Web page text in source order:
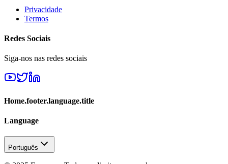
Privacidade
Termos
Redes Sociais
Siga-nos nas redes sociais
Home.footer.language.title
Language
Português